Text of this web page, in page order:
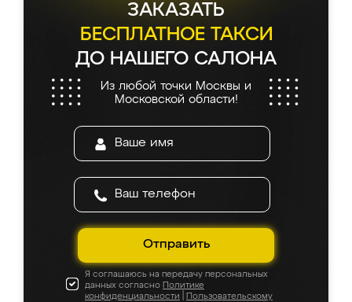
ЗАКАЗАТЬ
БЕСПЛАТНОЕ ТАКСИ
ДО НАШЕГО САЛОНА
Из любой точки Москвы и
Московской области!
Отправить
Я соглашаюсь на передачу персональных
данных согласно Политике
конфиденциальности
Пользовательскому